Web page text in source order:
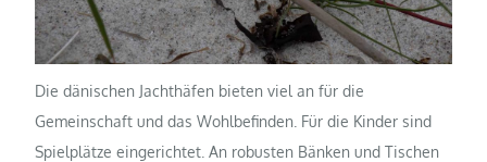
Die dänischen Jachthäfen bieten viel an für die
Gemeinschaft und das Wohlbefinden. Für die Kinder sind
Spielplätze eingerichtet. An robusten Bänken und Tischen